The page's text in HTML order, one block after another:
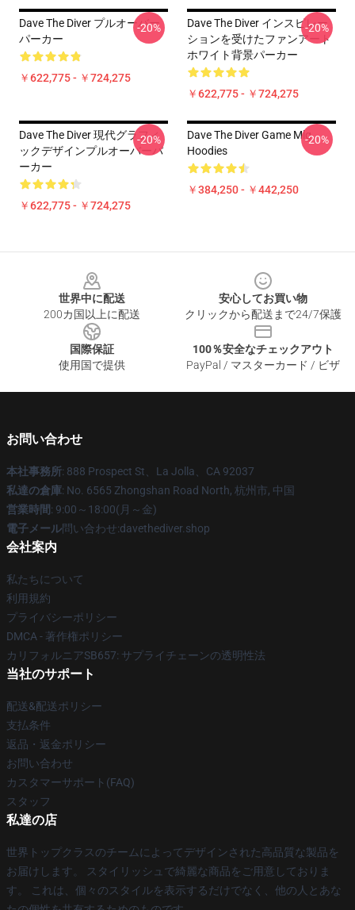
Dave The Diver プルオーバー
パーカー
￥622,775 - ￥724,275
-20%
Dave The Diver インスピレー
ションを受けたファンアート
ホワイト背景パーカー
￥622,775 - ￥724,275
-20%
Dave The Diver 現代グラフィ
ックデザインプルオーバーパ
ーカー
￥622,775 - ￥724,275
-20%
Dave The Diver Game Mlg
Hoodies
￥384,250 - ￥442,250
-20%
世界中に配送
200カ国以上に配送
安心してお買い物
クリックから配送まで24/7保護
国際保証
使用国で提供
100％安全なチェックアウト
PayPal / マスターカード / ビザ
お問い合わせ
本社事務所: 888 Prospect St、La Jolla、CA 92037
私達の倉庫: No. 6565 Zhongshan Road North, 杭州市, 中国
営業時間: 9:00～18:00(月～金)
電子メール問い合わせ:davethediver.shop
会社案内
私たちについて
利用規約
プライバシーポリシー
DMCA - 著作権ポリシー
カリフォルニアSB657: サプライチェーンの透明性法
当社のサポート
配送&配送ポリシー
支払条件
返品・返金ポリシー
お問い合わせ
カスタマーサポート(FAQ)
スタッフ
私達の店
世界トップクラスのチームによってデザインされた高品質な製品を
お届けします。 スタイリッシュで綺麗な商品をご用意しておりま
す。 これは、個々のスタイルを表示するだけでなく、他の人とあな